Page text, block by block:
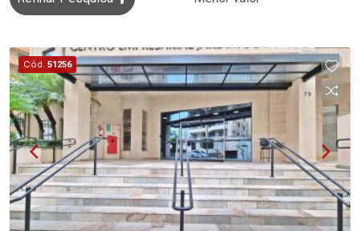
Cód. 51256